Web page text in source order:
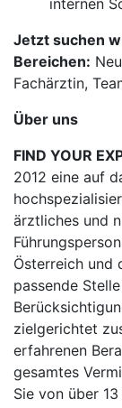
internen
Jetzt suchen
Bereichen:
Fachärztin,
Über uns
FIND YOUR
2012 eine auf
ärztliches und
Österreich und
passende
zielgerichtet
erfahrenen
gesamtes
Sie von über